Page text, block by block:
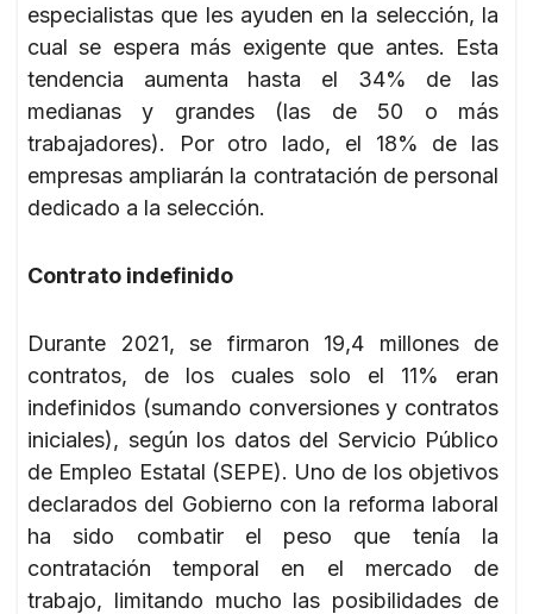
especialistas que les ayuden en la selección, la
cual se espera más exigente que antes. Esta
tendencia aumenta hasta el 34% de las
medianas y grandes (las de 50 o más
trabajadores). Por otro lado, el 18% de las
empresas ampliarán la contratación de personal
dedicado a la selección.
Contrato indefinido
Durante 2021, se firmaron 19,4 millones de
contratos, de los cuales solo el 11% eran
indefinidos (sumando conversiones y contratos
iniciales), según los datos del Servicio Público
de Empleo Estatal (SEPE). Uno de los objetivos
declarados del Gobierno con la reforma laboral
ha sido combatir el peso que tenía la
contratación temporal en el mercado de
trabajo, limitando mucho las posibilidades de